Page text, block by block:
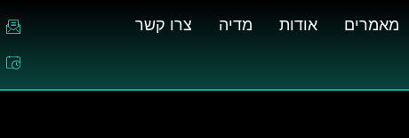
מאמרים אודות מדיה צרו קשר